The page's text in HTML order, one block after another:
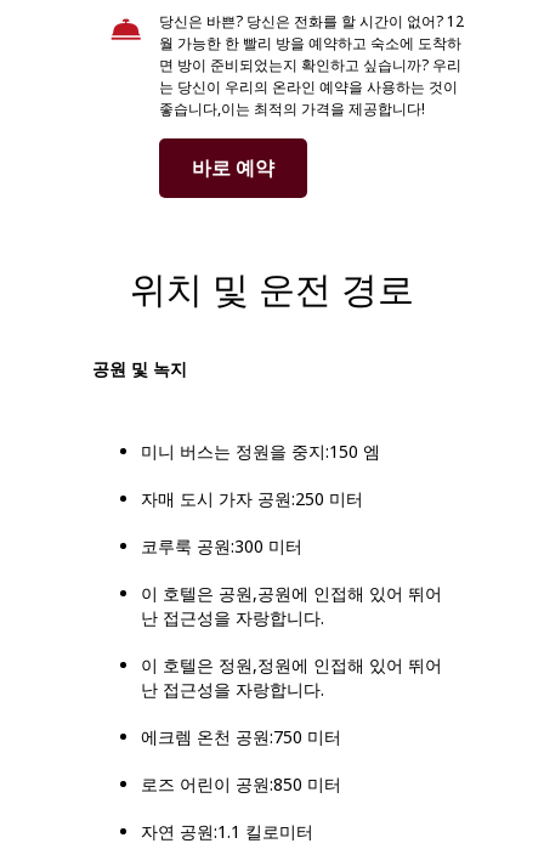
당신은 바쁜? 당신은 전화를 할 시간이 없어? 12
월 가능한 한 빨리 방을 예약하고 숙소에 도착하
면 방이 준비되었는지 확인하고 싶습니까? 우리
는 당신이 우리의 온라인 예약을 사용하는 것이
좋습니다,이는 최적의 가격을 제공합니다!
바로 예약
위치 및 운전 경로
공원 및 녹지
미니 버스는 정원을 중지:150 엠
자매 도시 가자 공원:250 미터
코루룩 공원:300 미터
이 호텔은 공원,공원에 인접해 있어 뛰어
난 접근성을 자랑합니다.
이 호텔은 정원,정원에 인접해 있어 뛰어
난 접근성을 자랑합니다.
에크렘 온천 공원:750 미터
로즈 어린이 공원:850 미터
자연 공원:1.1 킬로미터